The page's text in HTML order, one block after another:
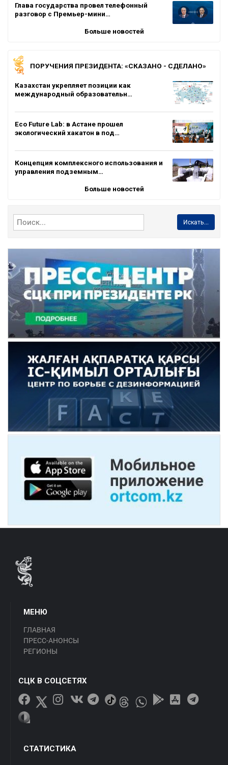
Глава государства провел телефонный
разговор с Премьер-мини…
Больше новостей
ПОРУЧЕНИЯ ПРЕЗИДЕНТА: «СКАЗАНО - СДЕЛАНО»
Казахстан укрепляет позиции как
международный образовательн…
Eco Future Lab: в Астане прошел
экологический хакатон в под…
Концепция комплексного использования и
управления подземным…
Больше новостей
Искать...
МЕНЮ
ГЛАВНАЯ
ПРЕСС-АНОНСЫ
РЕГИОНЫ
СЦК В СОЦСЕТЯХ
СТАТИСТИКА